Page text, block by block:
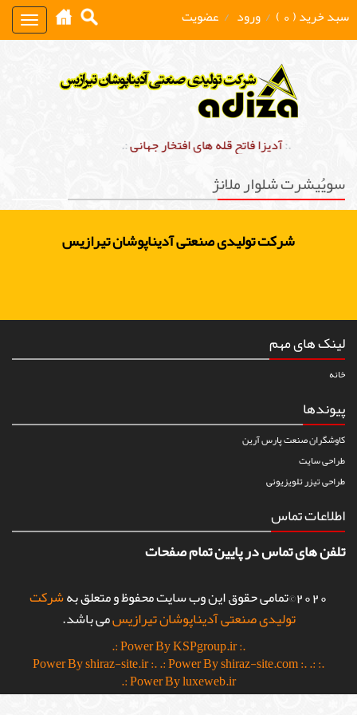
سبد خرید ( 0 ) / ورود / عضویت
.:آدیزا فاتح قله های افتخار جهانی:.
سویُیشرت شلوار ملانژ
شرکت تولیدی صنعتی آدیناپوشان تیرازیس
لینک های مهم
خانه
پیوندها
کاوشگران صنعت پارس آرین
طراحی سایت
طراحی تیزر تلویزیونی
اطلاعات تماس
تلفن های تماس در پایین تمام صفحات
2020©تمامی حقوق این وب سایت محفوظ و متعلق به شرکت
تولیدی صنعتی آدیناپوشان تیرازیسمی باشد.
.: Power By KSPgroup.ir :.
.: Power By shiraz-site.ir :.
.: Power By shiraz-site.com :..:
Power By luxeweb.ir :.